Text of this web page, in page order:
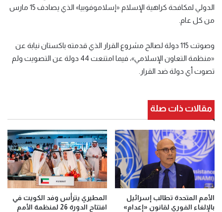
الدولي لمكافحة كراهية الإسلام «إسلاموفوبيا» الذي يصادف 15 مارس
من كل عام.
وصوتت 115 دولة لصالح مشروع القرار الذي قدمته باكستان نيابة عن
«منظمة التعاون الإسلامي»، فيما امتنعت 44 دولة عن التصويت ولم
تصوت أي دولة ضد القرار.
مقالات ذات صلة
الأمم المتحدة تطالب إسرائيل
بالإلغاء الفوري لقانون «إعدام»
المطيري يترأس وفد الكويت في
افتتاح الدورة 26 لمنظمة الأمم